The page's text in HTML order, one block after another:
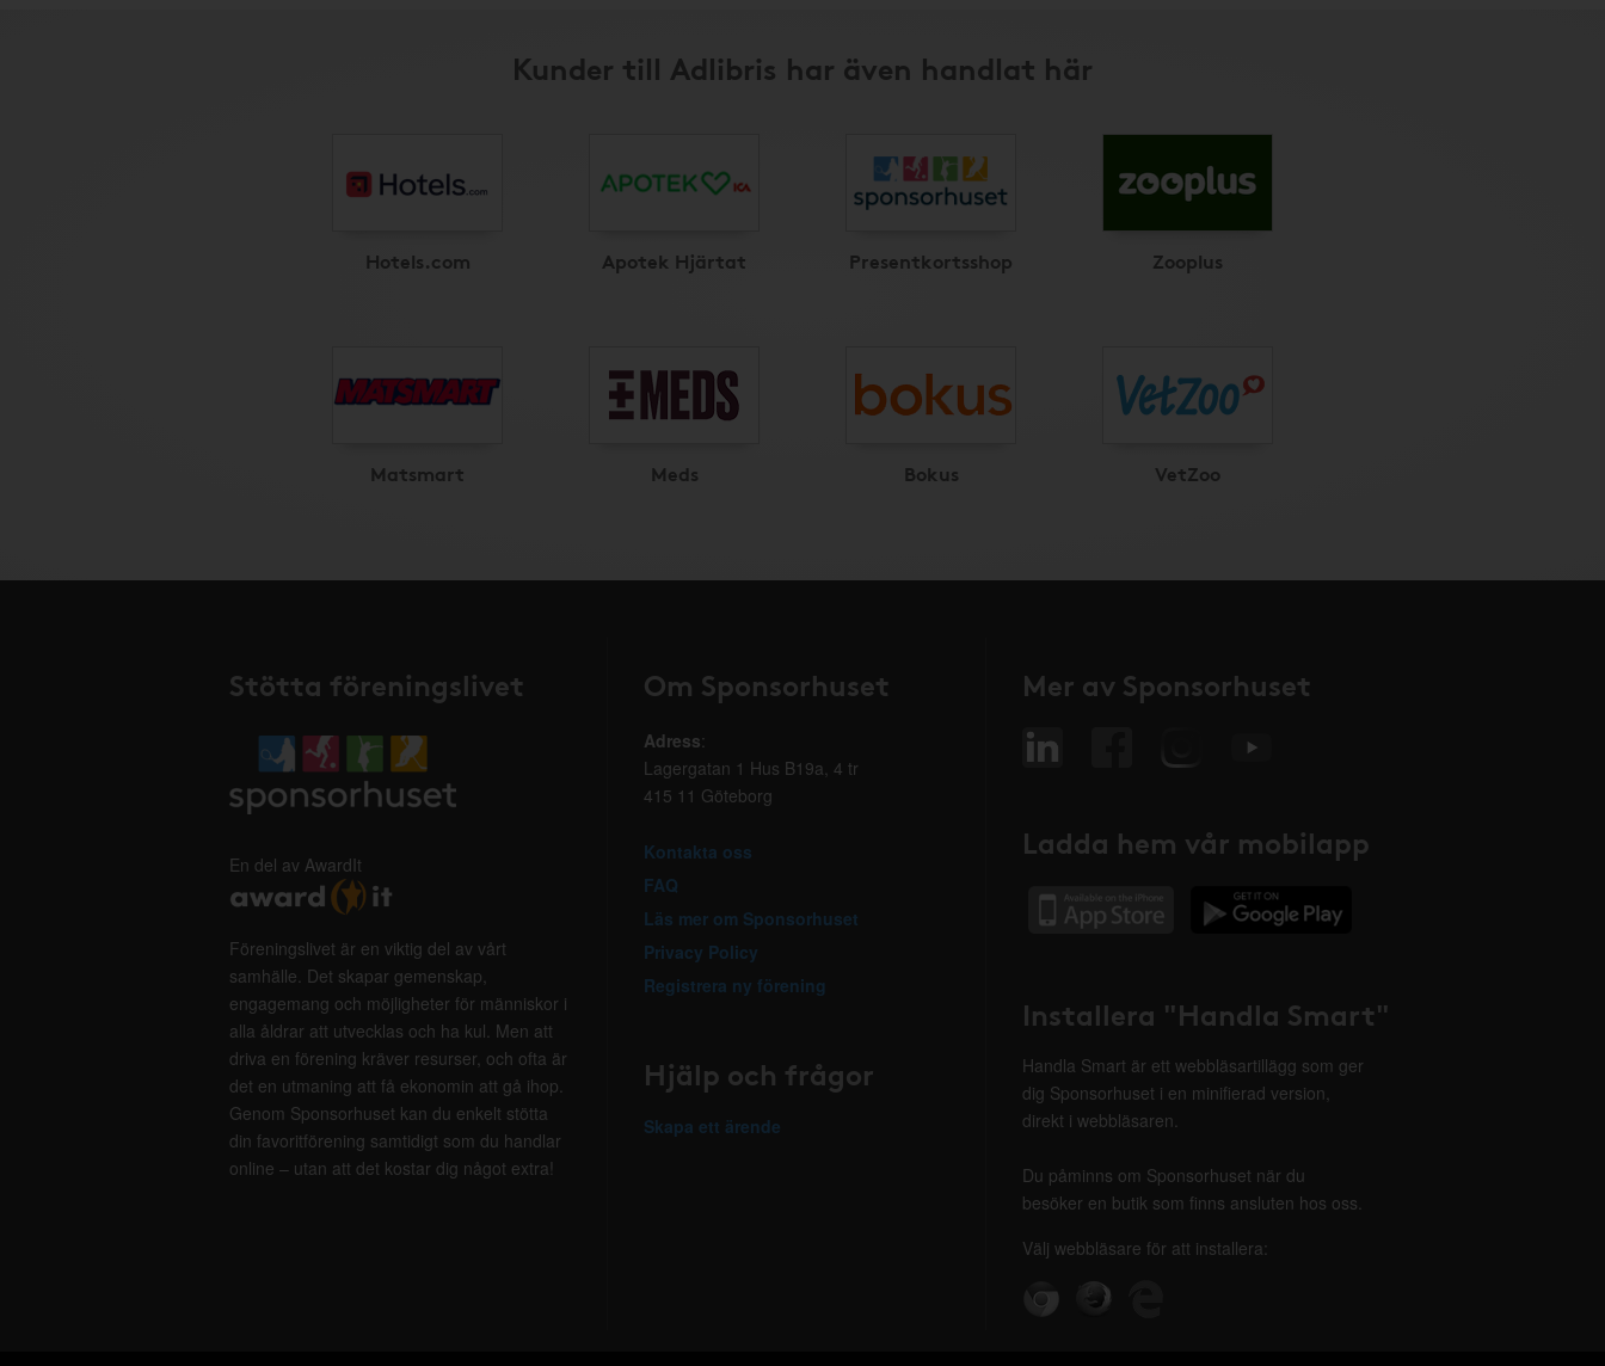
Kunder till Adlibris har även handlat här
Hotels.com Apotek Hjärtat Presentkortsshop Zooplus
Matsmart Meds Bokus VetZoo
Stötta föreningslivet
En del av AwardIt
Föreningslivet är en viktig del av vårt
samhälle. Det skapar gemenskap,
engagemang och möjligheter för människor i
alla åldrar att utvecklas och ha kul. Men att
driva en förening kräver resurser, och ofta är
det en utmaning att få ekonomin att gå ihop.
Genom Sponsorhuset kan du enkelt stötta
din favoritförening samtidigt som du handlar
online – utan att det kostar dig något extra!
Om Sponsorhuset
Adress:
Lagergatan 1 Hus B19a, 4 tr
415 11 Göteborg
Kontakta oss
FAQ
Läs mer om Sponsorhuset
Privacy Policy
Registrera ny förening
Hjälp och frågor
Skapa ett ärende
Mer av Sponsorhuset
Ladda hem vår mobilapp
Installera "Handla Smart"
Handla Smart är ett webbläsartillägg som ger
dig Sponsorhuset i en minifierad version,
direkt i webbläsaren.
Du påminns om Sponsorhuset när du
besöker en butik som finns ansluten hos oss.
Välj webbläsare för att installera: